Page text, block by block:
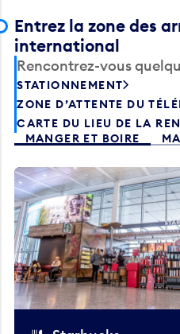
Entrez la zone des
international
Rencontrez-vous
STATIONNEMENT
ZONE D’ATTENTE DU
CARTE DU LIEU DE LA
MANGER ET BOIRE